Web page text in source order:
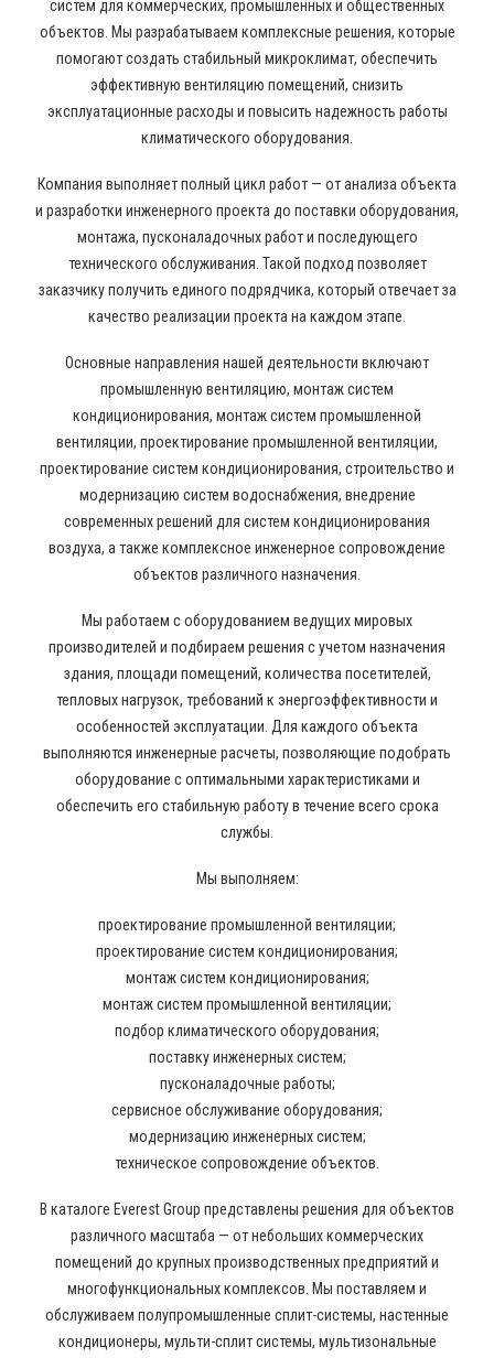
систем для коммерческих, промышленных и общественных
объектов. Мы разрабатываем комплексные решения, которые
помогают создать стабильный микроклимат, обеспечить
эффективную вентиляцию помещений, снизить
эксплуатационные расходы и повысить надежность работы
климатического оборудования.
Компания выполняет полный цикл работ — от анализа объекта
и разработки инженерного проекта до поставки оборудования,
монтажа, пусконаладочных работ и последующего
технического обслуживания. Такой подход позволяет
заказчику получить единого подрядчика, который отвечает за
качество реализации проекта на каждом этапе.
Основные направления нашей деятельности включают
промышленную вентиляцию, монтаж систем
кондиционирования, монтаж систем промышленной
вентиляции, проектирование промышленной вентиляции,
проектирование систем кондиционирования, строительство и
модернизацию систем водоснабжения, внедрение
современных решений для систем кондиционирования
воздуха, а также комплексное инженерное сопровождение
объектов различного назначения.
Мы работаем с оборудованием ведущих мировых
производителей и подбираем решения с учетом назначения
здания, площади помещений, количества посетителей,
тепловых нагрузок, требований к энергоэффективности и
особенностей эксплуатации. Для каждого объекта
выполняются инженерные расчеты, позволяющие подобрать
оборудование с оптимальными характеристиками и
обеспечить его стабильную работу в течение всего срока
службы.
Мы выполняем:
проектирование промышленной вентиляции;
проектирование систем кондиционирования;
монтаж систем кондиционирования;
монтаж систем промышленной вентиляции;
подбор климатического оборудования;
поставку инженерных систем;
пусконаладочные работы;
сервисное обслуживание оборудования;
модернизацию инженерных систем;
техническое сопровождение объектов.
В каталоге Everest Group представлены решения для объектов
различного масштаба — от небольших коммерческих
помещений до крупных производственных предприятий и
многофункциональных комплексов. Мы поставляем и
обслуживаем полупромышленные сплит-системы, настенные
кондиционеры, мульти-сплит системы, мультизональные